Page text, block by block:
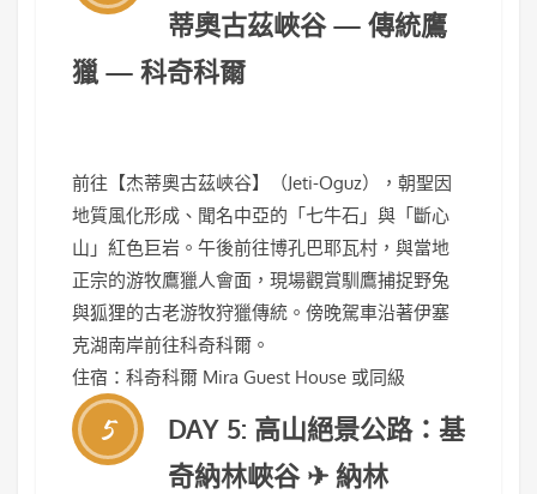
蒂奧古茲峽谷 — 傳統鷹
獵 — 科奇科爾
前往【杰蒂奧古茲峽谷】（Jeti-Oguz），朝聖因
地質風化形成、聞名中亞的「七牛石」與「斷心
山」紅色巨岩。午後前往博孔巴耶瓦村，與當地
正宗的游牧鷹獵人會面，現場觀賞馴鷹捕捉野兔
與狐狸的古老游牧狩獵傳統。傍晚駕車沿著伊塞
克湖南岸前往科奇科爾。
住宿：科奇科爾 Mira Guest House 或同級
5
DAY 5: 高山絕景公路：基
奇納林峽谷 ✈ 納林